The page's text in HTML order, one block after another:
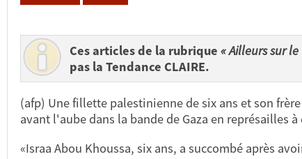
Ces articles de la rubrique « Ailleurs sur le
pas la Tendance CLAIRE.
(afp) Une fillette palestinienne de six ans et son
avant l'aube dans la bande de Gaza en représailles
«Israa Abou Khoussa, six ans, a succombé après